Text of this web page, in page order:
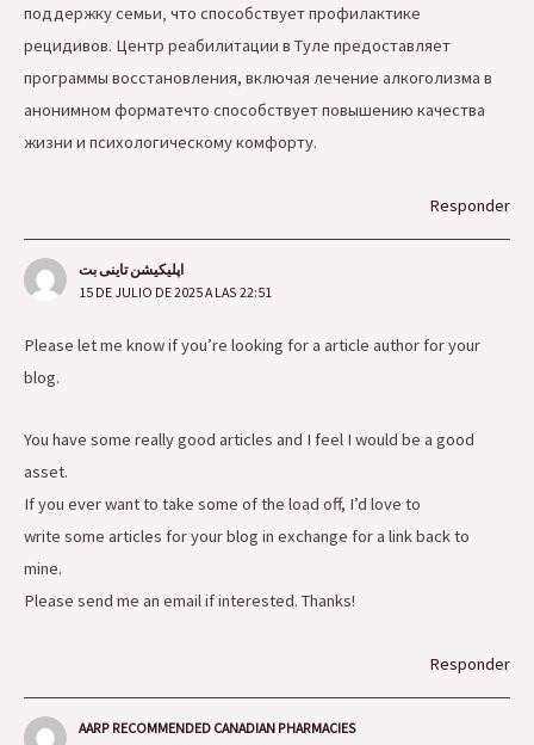
поддержку семьи‚ что способствует профилактике
рецидивов. Центр реабилитации в Туле предоставляет
программы восстановления, включая лечение алкоголизма в
анонимном форматечто способствует повышению качества
жизни и психологическому комфорту.
Responder
اپلیکیشن تاینی بت
15 DE JULIO DE 2025 A LAS 22:51
Please let me know if you’re looking for a article author for your
blog.
You have some really good articles and I feel I would be a good
asset.
If you ever want to take some of the load off, I’d love to
write some articles for your blog in exchange for a link back to
mine.
Please send me an email if interested. Thanks!
Responder
AARP RECOMMENDED CANADIAN PHARMACIES